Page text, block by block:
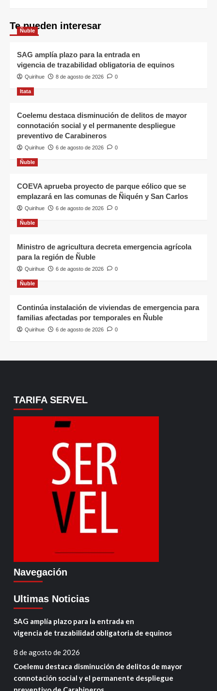
Te pueden interesar
Ñuble
SAG amplía plazo para la entrada en
vigencia de trazabilidad obligatoria de equinos
Quirihue 8 de agosto de 2026 0
Itata
Coelemu destaca disminución de delitos de mayor
connotación social y el permanente despliegue
preventivo de Carabineros
Quirihue 6 de agosto de 2026 0
Ñuble
COEVA aprueba proyecto de parque eólico que se
emplazará en las comunas de Ñiquén y San Carlos
Quirihue 6 de agosto de 2026 0
Ñuble
Ministro de agricultura decreta emergencia agrícola
para la región de Ñuble
Quirihue 6 de agosto de 2026 0
Ñuble
Continúa instalación de viviendas de emergencia para
familias afectadas por temporales en Ñuble
Quirihue 6 de agosto de 2026 0
TARIFA SERVEL
Navegación
Ultimas Noticias
SAG amplía plazo para la entrada en
vigencia de trazabilidad obligatoria de equinos
8 de agosto de 2026
Coelemu destaca disminución de delitos de mayor
connotación social y el permanente despliegue